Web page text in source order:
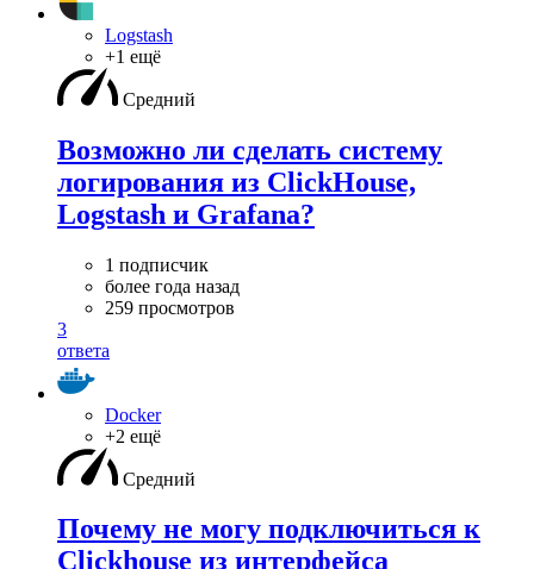
Logstash
+1 ещё
Средний
Возможно ли сделать систему
логирования из ClickHouse,
Logstash и Grafana?
1 подписчик
более года назад
259 просмотров
3
ответа
Docker
+2 ещё
Средний
Почему не могу подключиться к
Clickhouse из интерфейса